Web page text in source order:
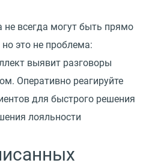
не всегда могут быть прямо
это не проблема:
выявит разговоры
Оперативно реагируйте
для быстрого решения
лояльности